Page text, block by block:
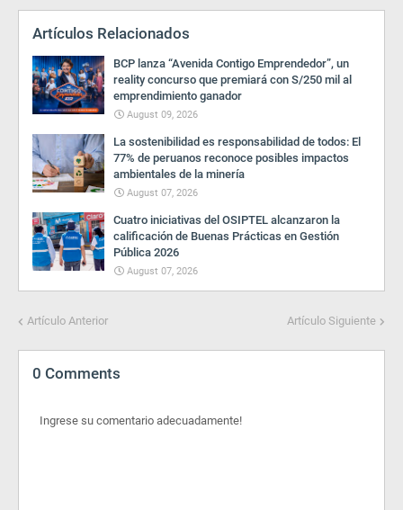
Artículos Relacionados
BCP lanza “Avenida Contigo Emprendedor”, un
reality concurso que premiará con S/250 mil al
emprendimiento ganador
August 09, 2026
La sostenibilidad es responsabilidad de todos: El
77% de peruanos reconoce posibles impactos
ambientales de la minería
August 07, 2026
Cuatro iniciativas del OSIPTEL alcanzaron la
calificación de Buenas Prácticas en Gestión
Pública 2026
August 07, 2026
Artículo Anterior Artículo Siguiente
0 Comments
Ingrese su comentario adecuadamente!